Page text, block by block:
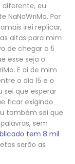
eu
Por
irei replicar,
altas para mim
de chegar a 5
esse seja o
E ai de mim
o dia 15 e o
sei que esperar
ficar exigindo
também sei que
sem
tem 8 mil
serão as